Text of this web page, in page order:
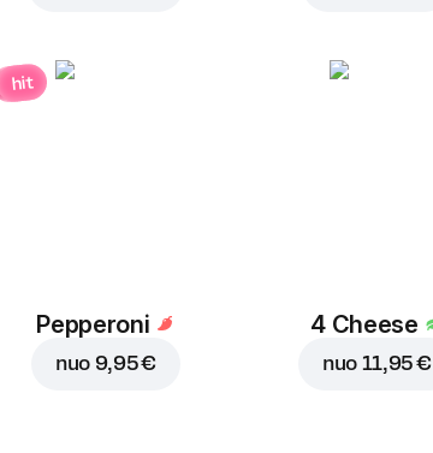
hit
Pepperoni
nuo 9,95 €
4 Cheese
nuo 11,95 €